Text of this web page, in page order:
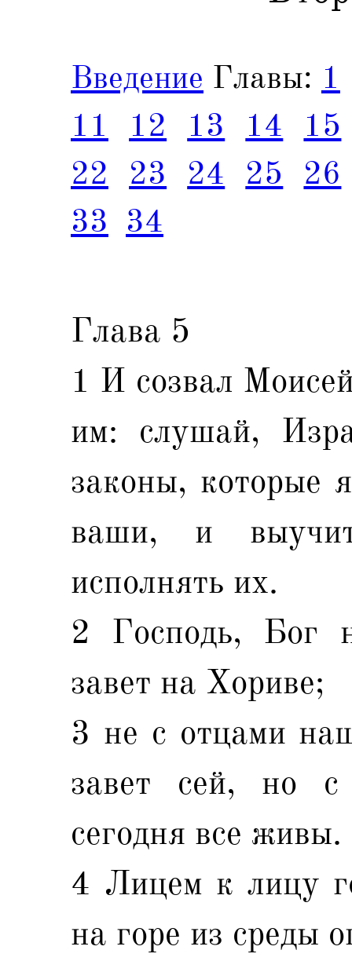
Введение Главы: 1
11
12 13 14
15
22
23 24 25
26
33 34
Глава 5
1 И созвал
им: слушай,
законы, которые
ваши, и
исполнять их.
2 Господь, Бог
завет на Хориве;
3 не с отцами
завет сей, но с
сегодня все живы.
4 Лицем к лицу
на горе из среды